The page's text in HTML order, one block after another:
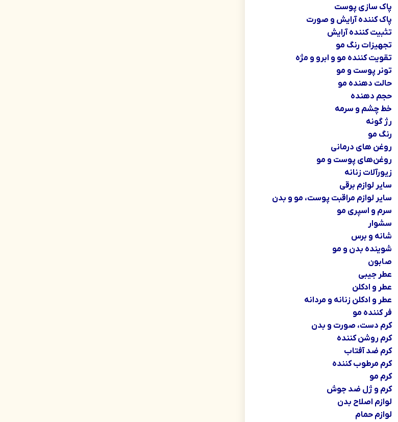
پاک سازی پوست
پاک کننده آرایش و صورت
تثبیت کننده آرایش
تجهیزات رنگ مو
تقویت کننده مو و ابرو و مژه
تونر پوست و مو
حالت دهنده مو
حجم دهنده
خط چشم و سرمه
رژ گونه
رنگ مو
روغن های درمانی
روغن‌های پوست و مو
زیورآلات زنانه
سایر لوازم برقی
سایر لوازم مراقبت پوست، مو و بدن
سرم و اسپری مو
سشوار
شانه و برس
شوینده بدن و مو
صابون
عطر جیبی
عطر و ادکلن
عطر و ادکلن زنانه و مردانه
فر کننده مو
کرم دست، صورت و بدن
کرم روشن کننده
کرم ضد آفتاب
کرم مرطوب کننده
کرم مو
کرم و ژل ضد جوش
لوازم اصلاح بدن
لوازم حمام